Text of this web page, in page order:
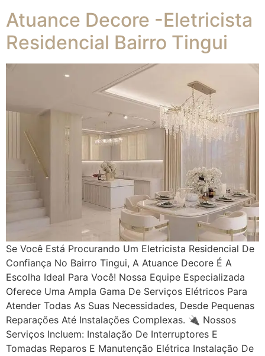
Atuance Decore -Eletricista
Residencial Bairro Tingui
Se Você Está Procurando Um Eletricista Residencial De
Confiança No Bairro Tingui, A Atuance Decore É A
Escolha Ideal Para Você! Nossa Equipe Especializada
Oferece Uma Ampla Gama De Serviços Elétricos Para
Atender Todas As Suas Necessidades, Desde Pequenas
Reparações Até Instalações Complexas. 🔌 Nossos
Serviços Incluem: Instalação De Interruptores E
Tomadas Reparos E Manutenção Elétrica Instalação De